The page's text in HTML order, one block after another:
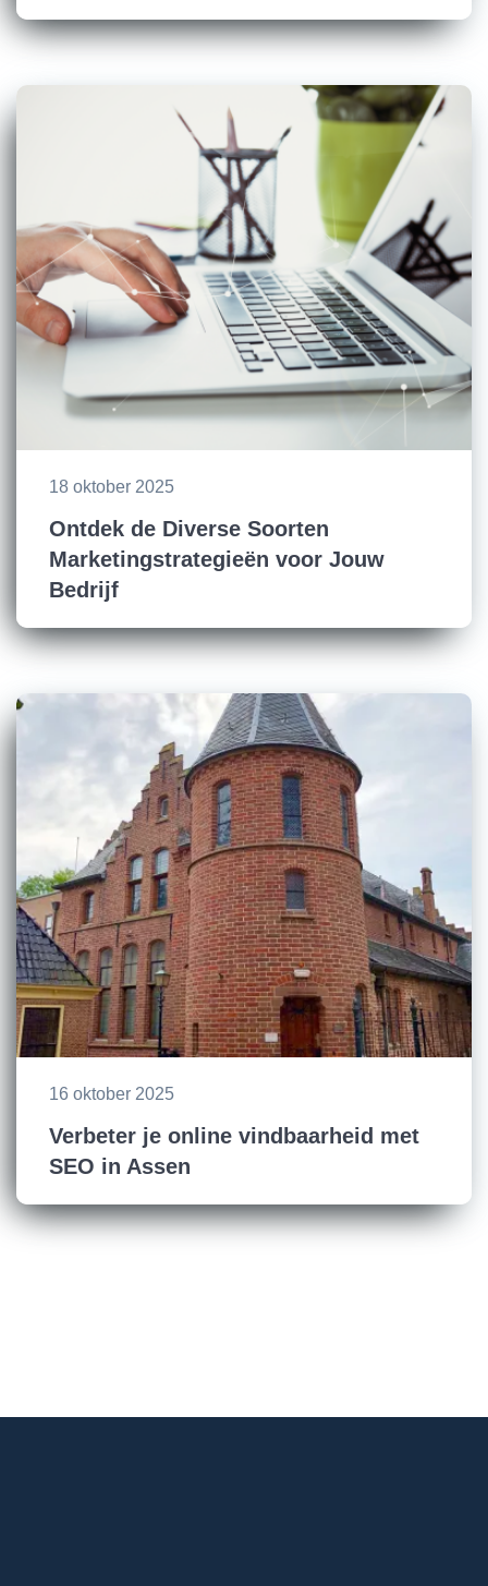
18 oktober 2025
Ontdek de Diverse Soorten
Marketingstrategieën voor Jouw
Bedrijf
16 oktober 2025
Verbeter je online vindbaarheid met
SEO in Assen